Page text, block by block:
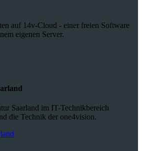
auf 14v-Cloud - einer freien Software
eigenen Server.
Saarland im IT-Technikbereich
die Technik der one4vision.